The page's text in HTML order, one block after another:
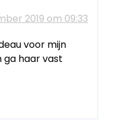
2019 om 09:33
voor mijn
ga haar vast